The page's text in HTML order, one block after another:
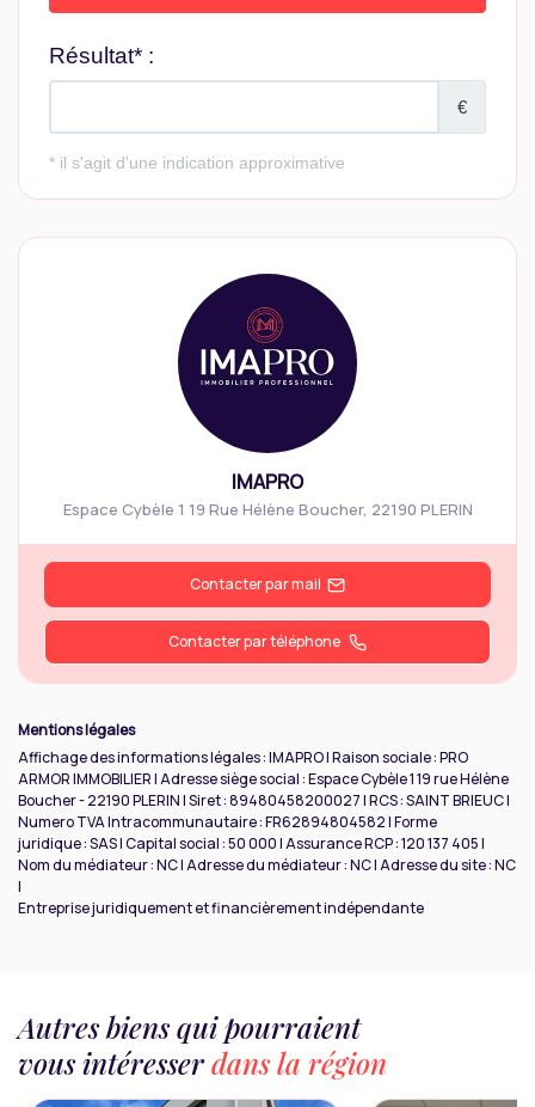
IMAPRO
Espace Cybèle 1 19 Rue Hélène Boucher, 22190 PLERIN
Contacter par mail
Contacter par téléphone
Mentions légales
Affichage des informations légales : IMAPRO | Raison sociale : PRO
ARMOR IMMOBILIER | Adresse siège social : Espace Cybèle 1 19 rue Hélène
Boucher - 22190 PLERIN | Siret : 89480458200027 | RCS : SAINT BRIEUC |
Numero TVA Intracommunautaire : FR62894804582 | Forme
juridique : SAS | Capital social : 50 000 | Assurance RCP : 120 137 405 |
Nom du médiateur : NC | Adresse du médiateur : NC | Adresse du site : NC
|
Entreprise juridiquement et financièrement indépendante
Autres biens qui pourraient
vous intéresserdans la région